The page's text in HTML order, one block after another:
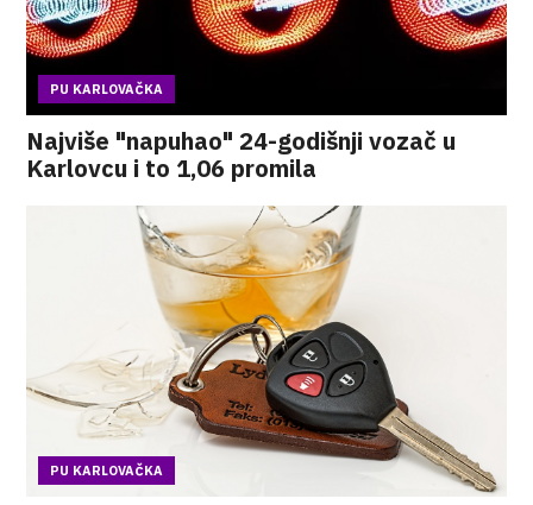
PU KARLOVAČKA
Najviše "napuhao" 24-godišnji vozač u
Karlovcu i to 1,06 promila
PU KARLOVAČKA